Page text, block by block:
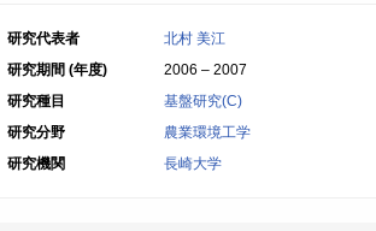
研究代表者
北村 美江
研究期間 (年度)
2006 – 2007
研究種目
基盤研究(C)
研究分野
農業環境工学
研究機関
長崎大学